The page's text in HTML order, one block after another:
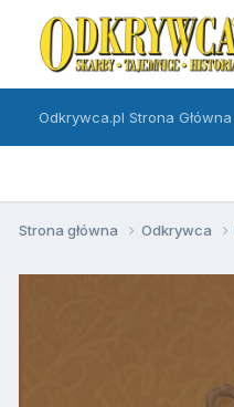
Odkrywca.pl Strona Główna
Strona główna Odkrywca